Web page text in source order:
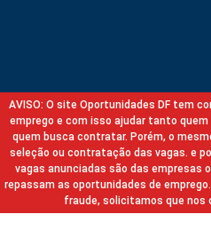
AVISO: O site Oportunidades DF tem
emprego e com isso ajudar tanto
quem busca contratar. Porém, o
seleção ou contratação das vagas. e
vagas anunciadas são das empresas
repassam as oportunidades de
fraude, solicitamos que